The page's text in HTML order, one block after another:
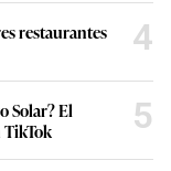
restaurantes
4
Solar? El
TikTok
5